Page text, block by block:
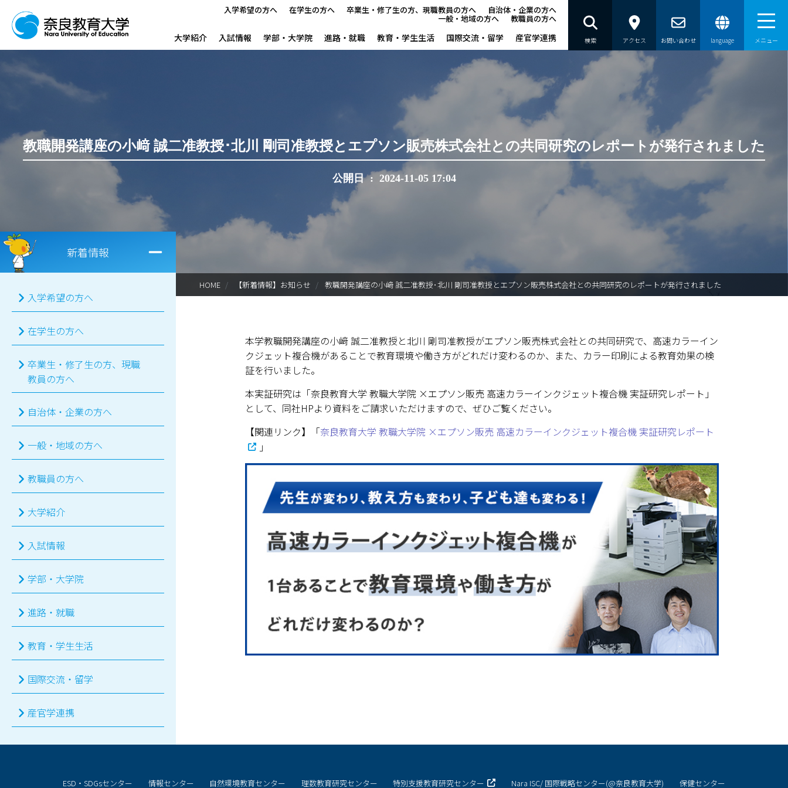
入学希望の方へ 在学生の方へ 卒業生・修了生の方、現職教員の方へ 自治体・企業の方へ
一般・地域の方へ 教職員の方へ
大学紹介 入試情報 学部・大学院 進路・就職 教育・学生生活 国際交流・留学 産官学連携 検索 アクセス お問い合わせ language メニュー
本学で学びたい方へ
在学生の方へ
自治体・企業の方へ
入試情報
教育・学生生活
産官学連携
教育資料館
情報センター
自然環境教育センター
お問い合わせ窓口一覧
教職開発講座の小﨑 誠二准教授･北川 剛司准教授とエプソン販売株式会社との共同研究のレポートが発行されました
公開日 : 2024-11-05 17:04
HOME 【新着情報】お知らせ 教職開発講座の小﨑 誠二准教授･北川 剛司准教授とエプソン販売株式会社との共同研究のレポートが発行されました
新着情報
入学希望の方へ
在学生の方へ
卒業生・修了生の方、現職
教員の方へ
自治体・企業の方へ
一般・地域の方へ
教職員の方へ
大学紹介
入試情報
学部・大学院
進路・就職
教育・学生生活
国際交流・留学
産官学連携
本学教職開発講座の小﨑 誠二准教授と北川 剛司准教授がエプソン販売株式会社との共同研究で、高速カラーイン
クジェット複合機があることで教育環境や働き方がどれだけ変わるのか、また、カラー印刷による教育効果の検
証を行いました。
本実証研究は「奈良教育大学 教職大学院 ×エプソン販売 高速カラーインクジェット複合機 実証研究レポート」
として、同社HPより資料をご請求いただけますので、ぜひご覧ください。
【関連リンク】「奈良教育大学 教職大学院 ×エプソン販売 高速カラーインクジェット複合機 実証研究レポート
」
ESD・SDGsセンター 情報センター 自然環境教育センター 理数教育研究センター 特別支援教育研究センター Nara ISC/ 国際戦略センター(@奈良教育大学) 保健センター